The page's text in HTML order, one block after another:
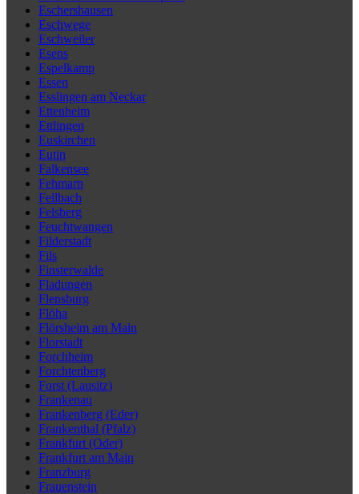
Eschershausen
Eschwege
Eschweiler
Esens
Espelkamp
Essen
Esslingen am Neckar
Ettenheim
Ettlingen
Euskirchen
Eutin
Falkensee
Fehmarn
Fellbach
Felsberg
Feuchtwangen
Filderstadt
Fils
Finsterwalde
Fladungen
Flensburg
Flöha
Flörsheim am Main
Florstadt
Forchheim
Forchtenberg
Forst (Lausitz)
Frankenau
Frankenberg (Eder)
Frankenthal (Pfalz)
Frankfurt (Oder)
Frankfurt am Main
Franzburg
Frauenstein